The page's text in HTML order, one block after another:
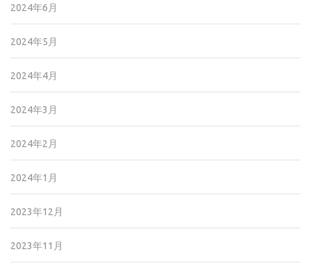
2024年6月
2024年5月
2024年4月
2024年3月
2024年2月
2024年1月
2023年12月
2023年11月